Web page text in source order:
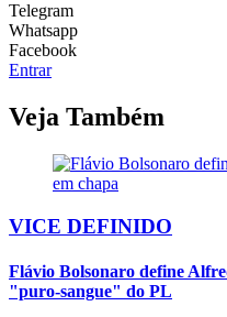
Telegram
Whatsapp
Facebook
Entrar
Veja Também
VICE DEFINIDO
Flávio Bolsonaro define
"puro-sangue" do PL